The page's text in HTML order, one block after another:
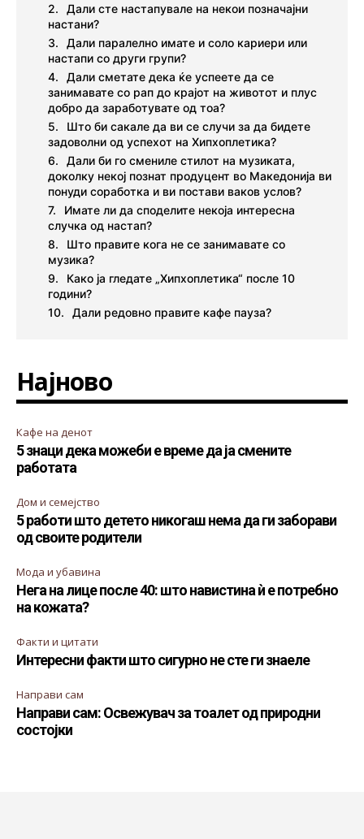
Дали сте настапувале на некои позначајни
настани?
Дали паралелно имате и соло кариери или
настапи со други групи?
Дали сметате дека ќе успеете да се
занимавате со рап до крајот на животот и плус
добро да заработувате од тоа?
Што би сакале да ви се случи за да бидете
задоволни од успехот на Хипхоплетика?
Дали би го смениле стилот на музиката,
доколку некој познат продуцент во Македонија ви
понуди соработка и ви постави ваков услов?
Имате ли да споделите некоја интересна
случка од настап?
Што правите кога не се занимавате со
музика?
Како ја гледате „Хипхоплетика“ после 10
години?
Дали редовно правите кафе пауза?
Најново
Кафе на денот
5 знаци дека можеби е време да ја смените
работата
Дом и семејство
5 работи што детето никогаш нема да ги заборави
од своите родители
Мода и убавина
Нега на лице после 40: што навистина ѝ е потребно
на кожата?
Факти и цитати
Интересни факти што сигурно не сте ги знаеле
Направи сам
Направи сам: Освежувач за тоалет од природни
состојки